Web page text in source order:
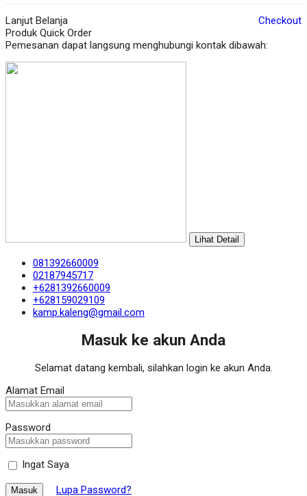
Lanjut Belanja
Checkout
Produk Quick Order
Pemesanan dapat langsung menghubungi kontak dibawah:
Lihat Detail
081392660009
02187945717
+6281392660009
+628159029109
kamp.kaleng@gmail.com
Masuk ke akun Anda
Selamat datang kembali, silahkan login ke akun Anda.
Alamat Email
Password
Ingat Saya
Masuk Lupa Password?